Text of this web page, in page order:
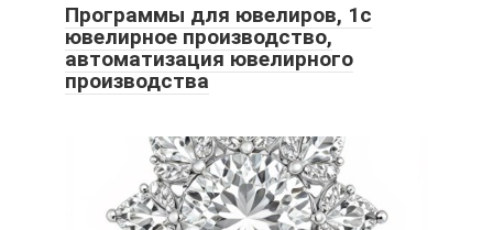
Программы для ювелиров, 1с
ювелирное производство,
автоматизация ювелирного
производства